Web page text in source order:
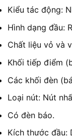
Kiểu tác động:
Hình dạng đầu:
Chất liệu vỏ và
Khối tiếp điểm
Các khối đèn
Loại nút: Nút
Có đèn báo.
Kích thước đầu: